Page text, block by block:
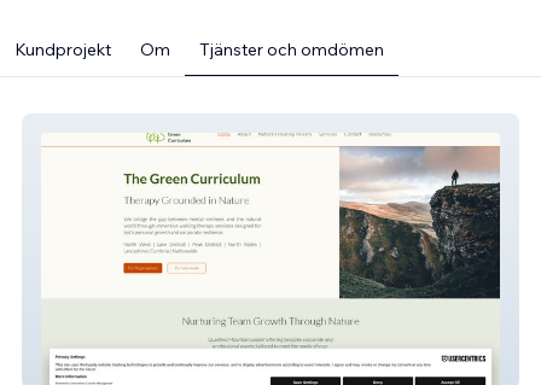
Kundprojekt Om Tjänster och omdömen
The Green Curriculum